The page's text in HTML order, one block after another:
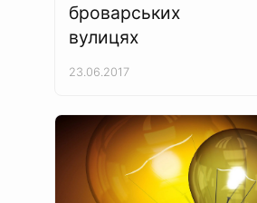
броварських
вулицях
23.06.2017